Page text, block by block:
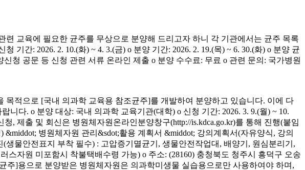
교육에 필요한 균주를 무상으로 분양해 드리고자 하니 각 기관에서는 균주 목록
간: 2026. 2. 10.(화) ~ 4. 3.(금) o 분양 기간: 2026. 2. 19.(목) ~ 6. 30.(화) o 분양 균
청 공문 등 신청 관련 서류 온라인 제출 o 분양 수수료: 무료 o 관련 문의: 국가병원
적으로 [국내 의과학 교육용 참조균주]를 개발하여 분양하고 있습니다. 이에 다
다. o 분양 대상: 국내 의과학 교육기관(대학) o 신청 기간: 2026. 3. 9.(월) ~ 10.
, 제출 및 회신은 병원체자원온라인분양창구(http://is.kdca.go.kr)를 통해 진행(붙임
병원체자원 관리&sdot;활용 계획서 &middot; 강의계획서(자유양식, 강의
물안전표지 부착 필수) : 고압증기멸균기, 생물안전작업대, 배양기, 원심분리기,
스자원 미포함시 착불택배수령 가능) o 주소: (28160) 충청북도 청주시 흥덕구 오송
주]용으로 분양받은 병원체자원은 의과학미생물 실습용으로만 사용하여야 하며,